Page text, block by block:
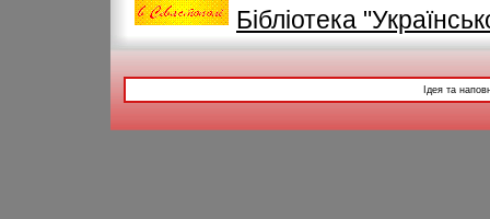
Бібліотека
Ідея та